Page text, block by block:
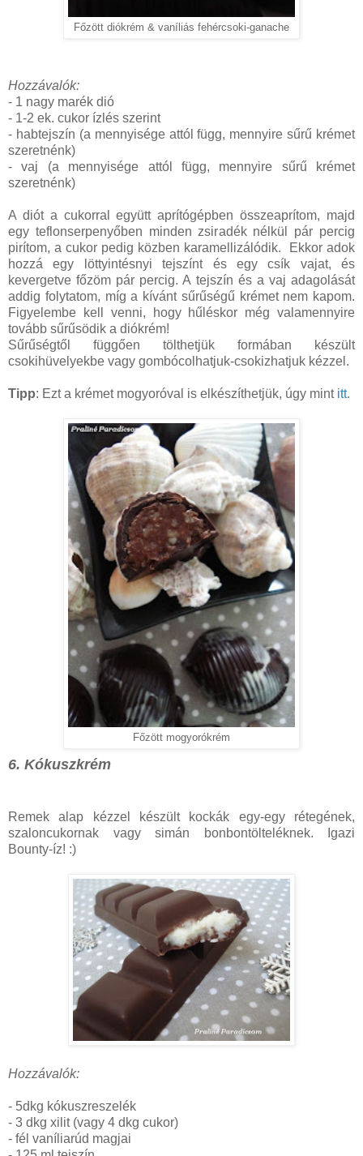
Főzött diókrém & vaníliás fehércsoki-ganache
Hozzávalók:
- 1 nagy marék dió
- 1-2 ek. cukor ízlés szerint
- habtejszín (a mennyisége attól függ, mennyire sűrű krémet
szeretnénk)
- vaj (a mennyisége attól függ, mennyire sűrű krémet
szeretnénk)
A diót a cukorral együtt aprítógépben összeaprítom, majd
egy teflonserpenyőben minden zsiradék nélkül pár percig
pirítom, a cukor pedig közben karamellizálódik. Ekkor adok
hozzá egy löttyintésnyi tejszínt és egy csík vajat, és
kevergetve főzöm pár percig. A tejszín és a vaj adagolását
addig folytatom, míg a kívánt sűrűségű krémet nem kapom.
Figyelembe kell venni, hogy hűléskor még valamennyire
tovább sűrűsödik a diókrém!
Sűrűségtől függően tölthetjük formában készült
csokihüvelyekbe vagy gombócolhatjuk-csokizhatjuk kézzel.
Tipp: Ezt a krémet mogyoróval is elkészíthetjük, úgy mintitt.
Főzött mogyorókrém
6. Kókuszkrém
Remek alap kézzel készült kockák egy-egy rétegének,
szaloncukornak vagy simán bonbontölteléknek. Igazi
Bounty-íz! :)
Hozzávalók:
- 5dkg kókuszreszelék
- 3 dkg xilit (vagy 4 dkg cukor)
- fél vaníliarúd magjai